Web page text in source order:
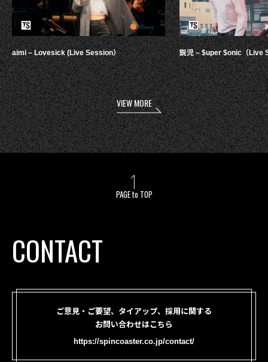
aimi – Lovesick (Live Session） 鋭児 – $uper $onic（Live
VIEW MORE
PAGE to TOP
CONTACT
ご意見・ご要望、タイアップ、採用に関する
お問い合わせはこちら
https://spincoaster.co.jp/contact/